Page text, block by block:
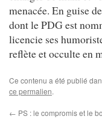
menacée. En guise
dont le PDG est
licencie ses
reflète et occulte en
Ce contenu a été publié
ce permalien.
← PS : le compromis et le